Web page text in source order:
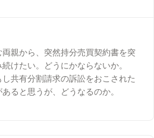
親から、突然持分売買契約書を突
けたい。どうにかならないか。
共有分割請求の訴訟をおこされた
ると思うが、どうなるのか。